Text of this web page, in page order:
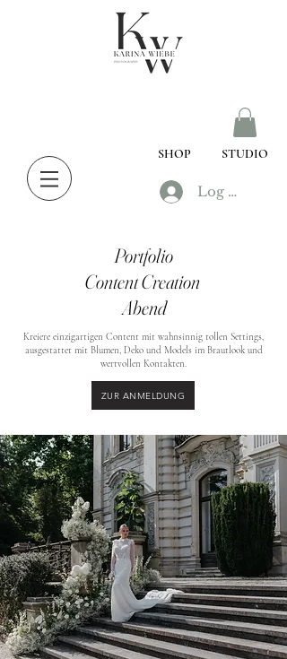
SHOP STUDIO
Log In
Portfolio
Content Creation
Abend
Kreiere einzigartigen Content mit wahnsinnig tollen Settings,
ausgestattet mit Blumen, Deko und Models im Brautlook und
wertvollen Kontakten.
ZUR ANMELDUNG